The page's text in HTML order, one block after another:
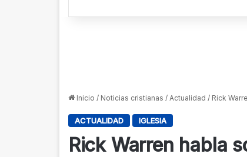
Inicio / Noticias cristianas / Actualidad / Rick
ACTUALIDAD IGLESIA
Rick Warren habla